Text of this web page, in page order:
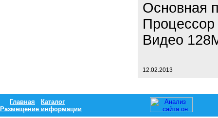
Основная
Процессор
Видео
12.02.2013
Главная
Каталог
Размещение информации